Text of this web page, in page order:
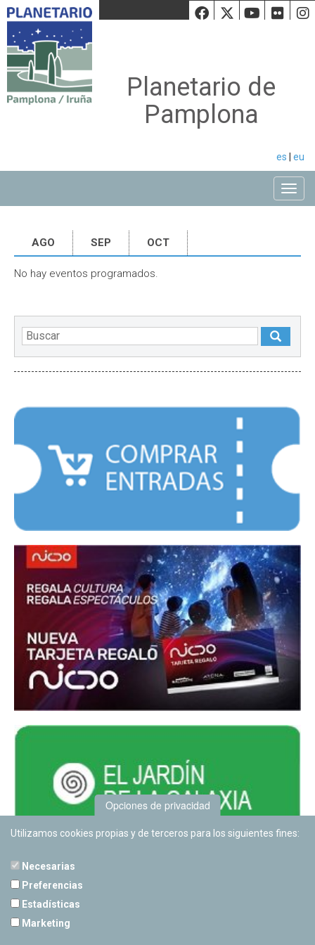
Facebook
Twiiter
Planetario de
Pamplona
es eu
AGO SEP OCT
No hay eventos programados.
Opciones de privacidad
Utilizamos cookies propias y de terceros para los siguientes fines:
Necesarias
Preferencias
Estadísticas
Marketing